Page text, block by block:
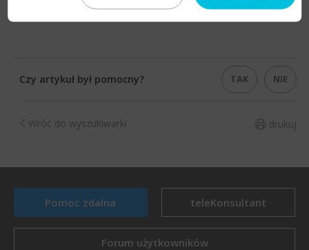
Czy artykuł był pomocny? TAK NIE
drukuj
Wróć do wyszukiwarki
Pomoc zdalna teleKonsultant
Forum użytkowników